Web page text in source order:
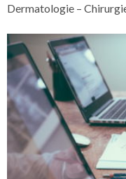
Dermatologie –